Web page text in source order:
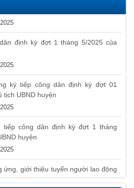
n
sl
at
UBND huyện
định kỳ đợt 1 tháng 5/2025 của
ký tiếp công dân định kỳ đợt 01
tịch UBND huyện
tiếp công dân định kỳ đợt 1 tháng
huyện
ứng, giới thiệu tuyển người lao động
công việc dự kiến tuyển người lao